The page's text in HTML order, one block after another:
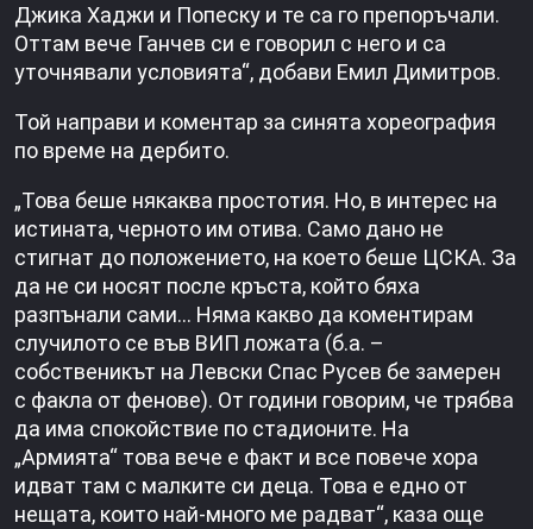
Джика Хаджи и Попеску и те са го препоръчали.
Оттам вече Ганчев си е говорил с него и са
уточнявали условията“, добави Емил Димитров.
Той направи и коментар за синята хореография
по време на дербито.
„Това беше някаква простотия. Но, в интерес на
истината, черното им отива. Само дано не
стигнат до положението, на което беше ЦСКА. За
да не си носят после кръста, който бяха
разпънали сами… Няма какво да коментирам
случилото се във ВИП ложата (б.а. –
собственикът на Левски Спас Русев бе замерен
с факла от фенове). От години говорим, че трябва
да има спокойствие по стадионите. На
„Армията“ това вече е факт и все повече хора
идват там с малките си деца. Това е едно от
нещата, които най-много ме радват“, каза още